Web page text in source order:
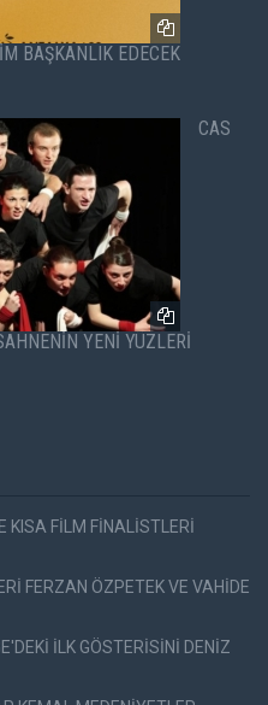
BAŞKANLIK EDECEK
CAS
YENİ YÜZLERİ
KISA FİLM FİNALİSTLERİ
FERZAN ÖZPETEK VE VAHİDE
İLK GÖSTERİSİNİ DENİZ